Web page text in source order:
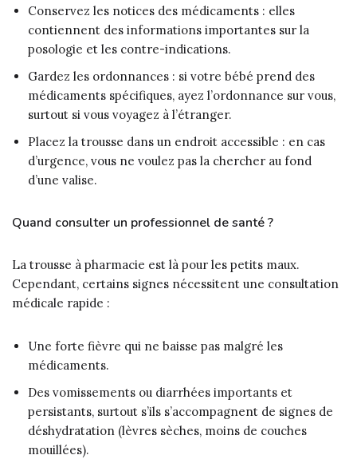
Conservez les notices des médicaments : elles
contiennent des informations importantes sur la
posologie et les contre-indications.
Gardez les ordonnances : si votre bébé prend des
médicaments spécifiques, ayez l’ordonnance sur vous,
surtout si vous voyagez à l’étranger.
Placez la trousse dans un endroit accessible : en cas
d’urgence, vous ne voulez pas la chercher au fond
d’une valise.
Quand consulter un professionnel de santé ?
La trousse à pharmacie est là pour les petits maux.
Cependant, certains signes nécessitent une consultation
médicale rapide :
Une forte fièvre qui ne baisse pas malgré les
médicaments.
Des vomissements ou diarrhées importants et
persistants, surtout s’ils s’accompagnent de signes de
déshydratation (lèvres sèches, moins de couches
mouillées).